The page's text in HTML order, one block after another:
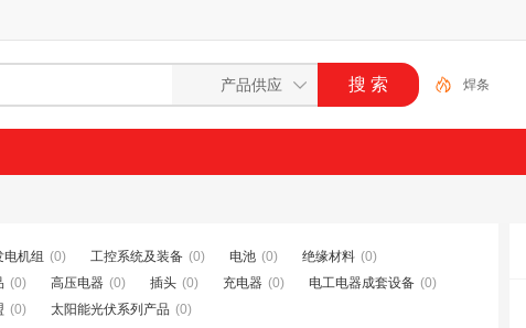
焊条
电机组 (0) 工控系统及装备 (0) 电池 (0) 绝缘材料 (0)
(0) 高压电器 (0) 插头 (0) 充电器 (0) 电工电器成套设备 (0)
(0) 太阳能光伏系列产品 (0)